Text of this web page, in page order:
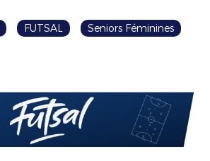
FUTSAL Seniors Féminines